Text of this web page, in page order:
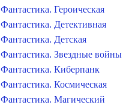
Фантастика. Героическая
Фантастика. Детективная
Фантастика. Детская
Фантастика. Звездные войны
Фантастика. Киберпанк
Фантастика. Космическая
Фантастика. Магический